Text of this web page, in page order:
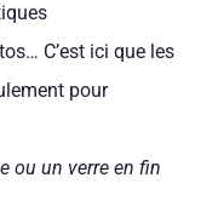
C’est ici que les
pour
ou un verre en fin